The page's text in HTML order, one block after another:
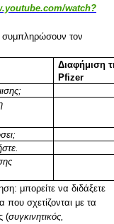
watch?
συμπληρώσουν τον
Διαφήμιση
Pfizer
μπορείτε να διδάξετε
σχετίζονται με τα
(συγκινητικός,